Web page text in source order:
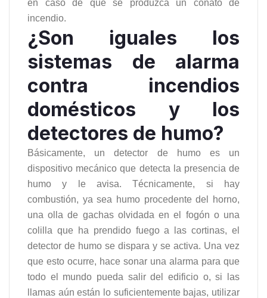
en caso de que se produzca un conato de
incendio.
¿Son iguales los
sistemas de alarma
contra incendios
domésticos y los
detectores de humo?
Básicamente, un detector de humo es un
dispositivo mecánico que detecta la presencia de
humo y le avisa. Técnicamente, si hay
combustión, ya sea humo procedente del horno,
una olla de gachas olvidada en el fogón o una
colilla que ha prendido fuego a las cortinas, el
detector de humo se dispara y se activa. Una vez
que esto ocurre, hace sonar una alarma para que
todo el mundo pueda salir del edificio o, si las
llamas aún están lo suficientemente bajas, utilizar